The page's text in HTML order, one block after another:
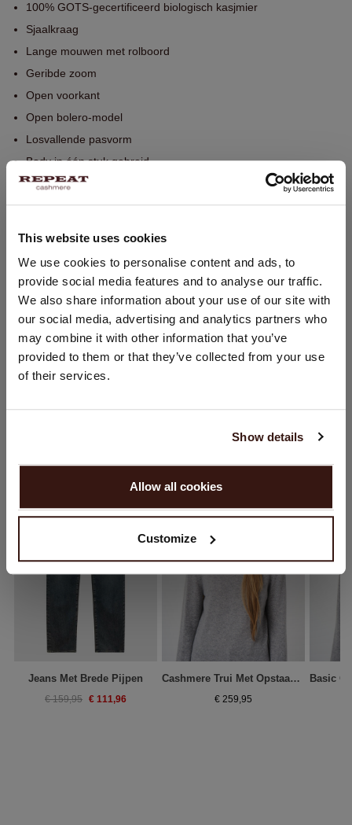
This website uses cookies
We use cookies to personalise content and ads, to
provide social media features and to analyse our traffic.
We also share information about your use of our site with
our social media, advertising and analytics partners who
may combine it with other information that you’ve
provided to them or that they’ve collected from your use
of their services.
Show details
Allow all cookies
Customize
100% GOTS-gecertificeerd biologisch kasjmier
Sjaalkraag
Lange mouwen met rolboord
Geribde zoom
Open voorkant
Open bolero-model
Losvallende pasvorm
Body in één stuk gebreid
Handwas, chemisch reinigen mogelijk
100% Organisch Cashmere (GOTS-gecertificeerd)
PASVORM
VERZENDEN & RETOURNEREN
DIT VINDT U MISSCHIEN OOK LEUK
Jeans Met Brede Pijpen
€ 159,95 € 111,96
Cashmere Trui Met Opstaande Kraag
€ 259,95
LAND WIJZIGEN
U bezoekt Repeat cashmere vanuit Nederland (€). Wilt u uw
land wijzigen?
Verenigde Staten ($)
GA VERDER